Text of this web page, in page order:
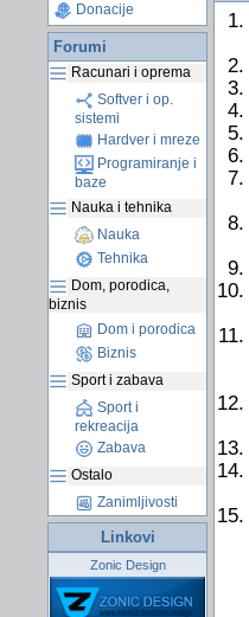
Donacije
Forumi
Racunari i oprema
Softver i op.
sistemi
Hardver i mreze
Programiranje i
baze
Nauka i tehnika
Nauka
Tehnika
Dom, porodica,
biznis
Dom i porodica
Biznis
Sport i zabava
Sport i
rekreacija
Zabava
Ostalo
Zanimljivosti
Linkovi
Zonic Design